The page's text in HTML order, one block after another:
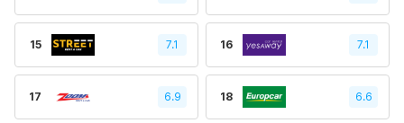
15 7.1 16 7.1
17 6.9 18 6.6